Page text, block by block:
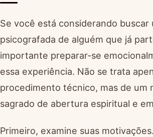
Se você está considerando buscar
psicografada de alguém que já
importante preparar-se
essa experiência. Não se trata
procedimento técnico, mas de um
sagrado de abertura espiritual e
Primeiro, examine suas